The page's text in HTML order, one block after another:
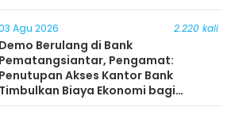
Agu 2026 2.220 kali
Demo Berulang di Bank
Pematangsiantar, Pengamat:
Penutupan Akses Kantor Bank
Timbulkan Biaya Ekonomi bagi